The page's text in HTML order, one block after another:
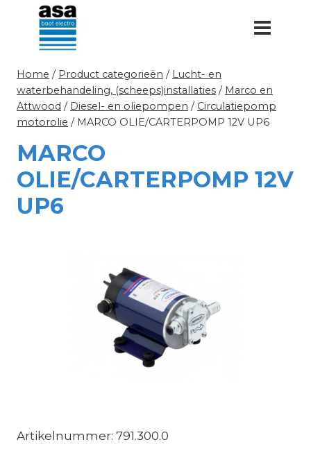
Doorgaan
inhoud
Home / Product categorieën / Lucht- en
waterbehandeling, (scheeps)installaties / Marco en
Attwood / Diesel- en oliepompen / Circulatiepomp
motorolie / MARCO OLIE/CARTERPOMP 12V UP6
MARCO
OLIE/CARTERPOMP 12V
UP6
Artikelnummer: 791.300.0